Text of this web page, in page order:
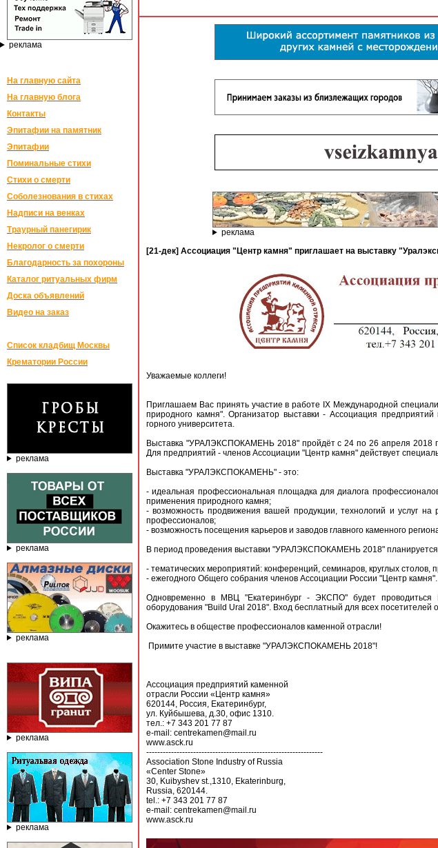
реклама
На главную сайта
На главную блога
Контакты
Эпитафии на памятник
Эпитафии
Поминальные стихи
Стихи о смерти
Соболезнования в стихах
Надписи на венках
Траурный панегирик
Некролог о смерти
Благодарность за похороны
Каталог ритуальных фирм
Доска объявлений
Видео на заказ
Список кладбищ Москвы
Крематории России
реклама
реклама
реклама
реклама
реклама
реклама
[21-дек] Ассоциация "Центр камня" приглашает на выставку
Уважаемые коллеги!
Приглашаем Вас принять участие в работе IX Международной
природного камня". Организатор выставки - Ассоциация
горного университета.
Выставка "УРАЛЭКСПОКАМЕНЬ 2018" пройдёт с 24 по 26 апреля 2018
Для предприятий - членов Ассоциации "Центр камня" действует
Выставка "УРАЛЭКСПОКАМЕНЬ" - это:
- идеальная профессиональная площадка для диалога
применения природного камня;
- возможность продвижения вашей продукции, технологий и услуг
профессионалов;
- возможность посещения карьеров и заводов главного каменного
В период проведения выставки "УРАЛЭКСПОКАМЕНЬ 2018"
- тематических мероприятий: конференций, семинаров, круглых столов,
- ежегодного Общего собрания членов Ассоциации России "Центр камня".
Одновременно в МВЦ "Екатеринбург - ЭКСПО" будет проводиться
оборудования "Build Ural 2018". Вход бесплатный для всех посетителей
Окажитесь в обществе профессионалов каменной отрасли!
Примите участие в выставке "УРАЛЭКСПОКАМЕНЬ 2018"!
Ассоциация предприятий каменной
отрасли России «Центр камня»
620144, Россия, Екатеринбург,
ул. Куйбышева, д.30, офис 1310.
тел.: +7 343 201 77 87
e-mail: centrekamen@mail.ru
www.asck.ru
----------------------------------------------------------------
Association Stone Industry of Russia
«Center Stone»
30, Kuibyshev st.,1310, Ekaterinburg,
Russia, 620144.
tel.: +7 343 201 77 87
e-mail: centrekamen@mail.ru
www.asck.ru